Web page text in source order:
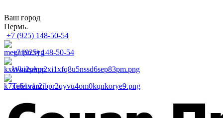
Ваш город
Пермь
+7 (925) 148-50-54
+7 (925) 148-50-54
WhatsApp
Telegram